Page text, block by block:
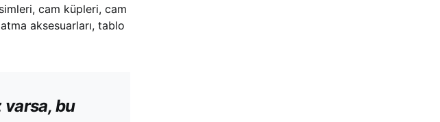
cam küpleri, cam
aksesuarları, tablo
varsa, bu